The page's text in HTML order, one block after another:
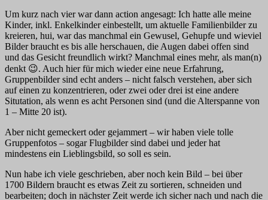
Um kurz nach vier war dann action angesagt: Ich hatte alle meine
Kinder, inkl. Enkelkinder einbestellt, um aktuelle Familienbilder zu
kreieren, hui, war das manchmal ein Gewusel, Gehupfe und wieviel
Bilder braucht es bis alle herschauen, die Augen dabei offen sind
und das Gesicht freundlich wirkt? Manchmal eines mehr, als man(n)
denkt 😉. Auch hier für mich wieder eine neue Erfahrung,
Gruppenbilder sind echt anders – nicht falsch verstehen, aber sich
auf einen zu konzentrieren, oder zwei oder drei ist eine andere
Situtation, als wenn es acht Personen sind (und die Alterspanne von
1 – Mitte 20 ist).
Aber nicht gemeckert oder gejammert – wir haben viele tolle
Gruppenfotos – sogar Flugbilder sind dabei und jeder hat
mindestens ein Lieblingsbild, so soll es sein.
Nun habe ich viele geschrieben, aber noch kein Bild – bei über
1700 Bildern braucht es etwas Zeit zu sortieren, schneiden und
bearbeiten; doch in nächster Zeit werde ich sicher nach und nach die